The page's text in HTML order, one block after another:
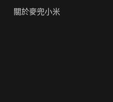
關於麥兜小米